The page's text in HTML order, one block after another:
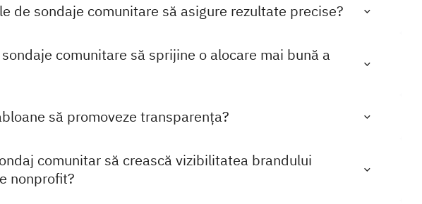
de sondaje comunitare să asigure rezultate precise?
comunitare să sprijine o alocare mai bună a
să promoveze transparența?
comunitar să crească vizibilitatea brandului
nonprofit?